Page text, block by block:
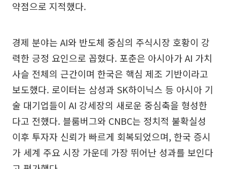
약점으로 지적했다.
경제 분야는 AI와 반도체 중심의 주식시장 호황이 강
력한 긍정 요인으로 꼽혔다. 포춘은 아시아가 AI 가치
사슬 전체의 근간이며 한국은 핵심 제조 기반이라고
보도했다. 로이터는 삼성과 SK하이닉스 등 아시아 기
술 대기업들이 AI 강세장의 새로운 중심축을 형성한
다고 전했다. 블룸버그와 CNBC는 정치적 불확실성
이후 투자자 신뢰가 빠르게 회복되었으며, 한국 증시
가 세계 주요 시장 가운데 가장 뛰어난 성과를 보인다